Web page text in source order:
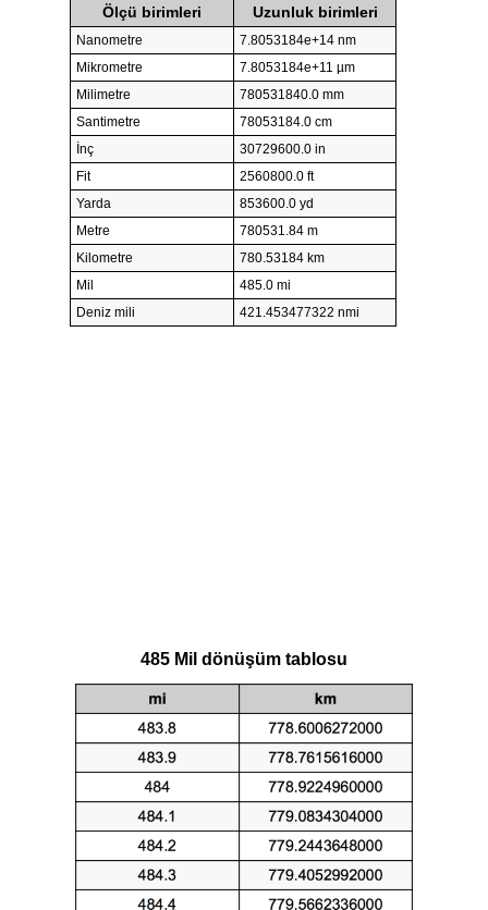
Ölçü birimleri Uzunluk birimleri
Nanometre
7.8053184e+14 nm
Mikrometre
7.8053184e+11 µm
Milimetre
780531840.0 mm
Santimetre
78053184.0 cm
İnç
30729600.0 in
Fit
2560800.0 ft
Yarda
853600.0 yd
Metre
780531.84 m
Kilometre
780.53184 km
Mil
485.0 mi
Deniz mili
421.453477322 nmi
485 Mil dönüşüm tablosu